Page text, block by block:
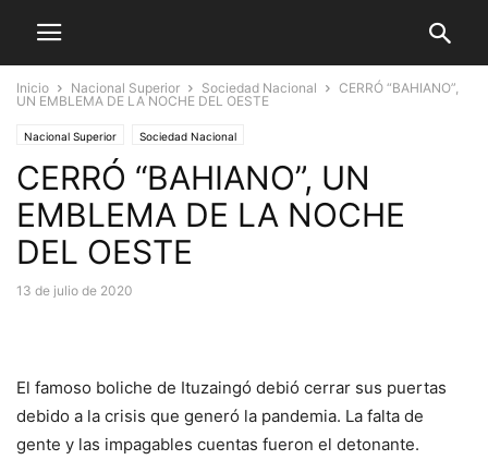
Inicio Nacional Superior Sociedad Nacional
CERRÓ “BAHIANO”,
UN EMBLEMA DE LA NOCHE DEL OESTE
Nacional Superior Sociedad Nacional
CERRÓ “BAHIANO”, UN
EMBLEMA DE LA NOCHE
DEL OESTE
13 de julio de 2020
El famoso boliche de Ituzaingó debió cerrar sus puertas
debido a la crisis que generó la pandemia. La falta de
gente y las impagables cuentas fueron el detonante.